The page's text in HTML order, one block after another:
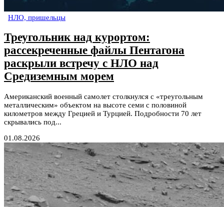
НЛО, пришельцы
Треугольник над курортом:
рассекреченные файлы Пентагона
раскрыли встречу с НЛО над
Средиземным морем
Американский военный самолет столкнулся с «треугольным
металлическим» объектом на высоте семи с половиной
километров между Грецией и Турцией. Подробности 70 лет
скрывались под...
01.08.2026